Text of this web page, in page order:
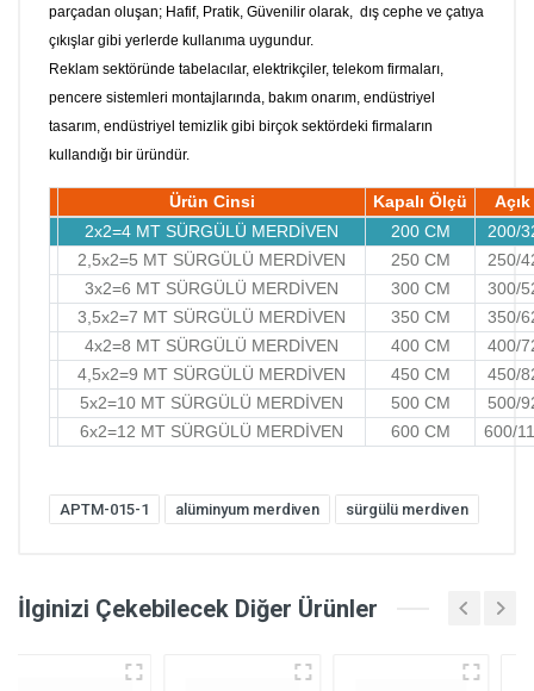
parçadan oluşan; Hafif, Pratik, Güvenilir olarak, dış cephe ve çatıya
çıkışlar gibi yerlerde kullanıma uygundur.
Reklam sektöründe tabelacılar, elektrikçiler, telekom firmaları,
pencere sistemleri montajlarında, bakım onarım, endüstriyel
tasarım, endüstriyel temizlik gibi birçok sektördeki firmaların
kullandığı bir üründür.
Ürün Cinsi Kapalı Ölçü
2x2=4 MT SÜRGÜLÜ MERDİVEN
200 CM
200/
2,5x2=5 MT SÜRGÜLÜ MERDİVEN
250 CM
250/
3x2=6 MT SÜRGÜLÜ MERDİVEN
300 CM
300/
3,5x2=7 MT SÜRGÜLÜ MERDİVEN
350 CM
350/
4x2=8 MT SÜRGÜLÜ MERDİVEN
400 CM
400/
4,5x2=9 MT SÜRGÜLÜ MERDİVEN
450 CM
450/
5x2=10 MT SÜRGÜLÜ MERDİVEN
500 CM
500/
6x2=12 MT SÜRGÜLÜ MERDİVEN
600 CM 600/
APTM-015-1 alüminyum merdiven sürgülü merdiven
İlginizi Çekebilecek Diğer Ürünler